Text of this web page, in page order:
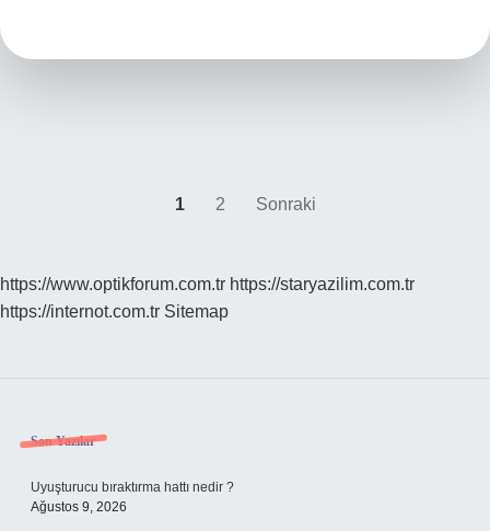
1 2 Sonraki
https://www.optikforum.com.tr https://staryazilim.com.tr
https://internot.com.tr Sitemap
Sidebar
Son Yazılar
Uyuşturucu bıraktırma hattı nedir ?
Ağustos 9, 2026